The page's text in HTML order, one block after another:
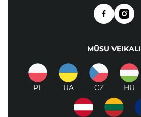
MŪSU VEIKALI
PL UA CZ HU